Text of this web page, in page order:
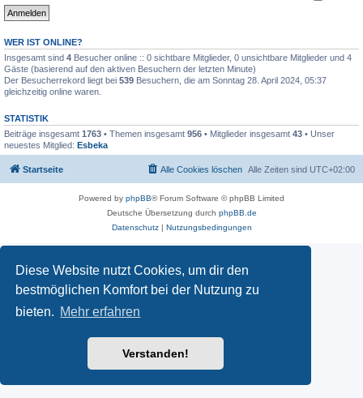
Diese Website nutzt Cookies, um dir den
bestmöglichen Komfort bei der Nutzung zu
bieten. Mehr erfahren
Verstanden!
WER IST ONLINE?
Insgesamt sind 4 Besucher online :: 0 sichtbare Mitglieder, 0 unsichtbare Mitglieder und 4
Gäste (basierend auf den aktiven Besuchern der letzten Minute)
Der Besucherrekord liegt bei 539 Besuchern, die am Sonntag 28. April 2024, 05:37
gleichzeitig online waren.
STATISTIK
Beiträge insgesamt 1763 • Themen insgesamt 956 • Mitglieder insgesamt 43 • Unser
neuestes Mitglied: Esbeka
Startseite Alle Zeiten sind UTC+02:00
Alle Cookies löschen
Powered by phpBB® Forum Software © phpBB Limited
Deutsche Übersetzung durch phpBB.de
Datenschutz| Nutzungsbedingungen